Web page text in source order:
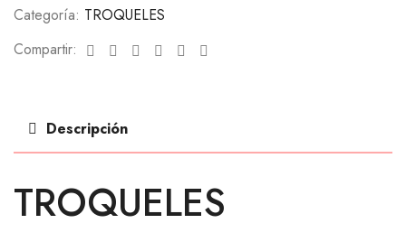
Categoría: TROQUELES
Compartir:
Facebook
TwitterLinkedinGoogle+Pinterest
Descripción
TROQUELES